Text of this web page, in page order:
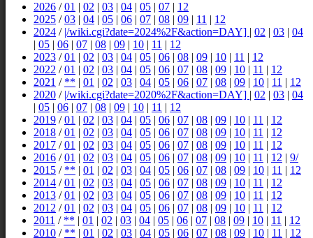
2026 /01 | 02 | 03 | 04 | 05 | 07 | 12
2025 /03 | 04 | 05 | 06 | 07 | 08 | 09 | 11 | 12
2024 / |/wiki.cgi?date=2024%2F&action=DAY] | 02 | 03 | 04
| 05 | 06 | 07 | 08 | 09 | 10 | 11 | 12
2023 /01 | 02 | 03 | 04 | 05 | 06 | 08 | 09 | 10 | 11 | 12
2022 /01 | 02 | 03 | 04 | 05 | 06 | 07 | 08 | 09 | 10 | 11 | 12
2021 / ** | 01 | 02 | 03 | 04 | 05 | 06 | 07 | 08 | 09 | 10 | 11 | 12
2020 / |/wiki.cgi?date=2020%2F&action=DAY] | 02 | 03 | 04
| 05 | 06 | 07 | 08 | 09 | 10 | 11 | 12
2019 /01 | 02 | 03 | 04 | 05 | 06 | 07 | 08 | 09 | 10 | 11 | 12
2018 /01 | 02 | 03 | 04 | 05 | 06 | 07 | 08 | 09 | 10 | 11 | 12
2017 /01 | 02 | 03 | 04 | 05 | 06 | 07 | 08 | 09 | 10 | 11 | 12
2016 /01 | 02 | 03 | 04 | 05 | 06 | 07 | 08 | 09 | 10 | 11 | 12 | 9/
2015 / ** | 01 | 02 | 03 | 04 | 05 | 06 | 07 | 08 | 09 | 10 | 11 | 12
2014 /01 | 02 | 03 | 04 | 05 | 06 | 07 | 08 | 09 | 10 | 11 | 12
2013 /01 | 02 | 03 | 04 | 05 | 06 | 07 | 08 | 09 | 10 | 11 | 12
2012 /01 | 02 | 03 | 04 | 05 | 06 | 07 | 08 | 09 | 10 | 11 | 12
2011 / ** | 01 | 02 | 03 | 04 | 05 | 06 | 07 | 08 | 09 | 10 | 11 | 12
2010 / ** | 01 | 02 | 03 | 04 | 05 | 06 | 07 | 08 | 09 | 10 | 11 | 12